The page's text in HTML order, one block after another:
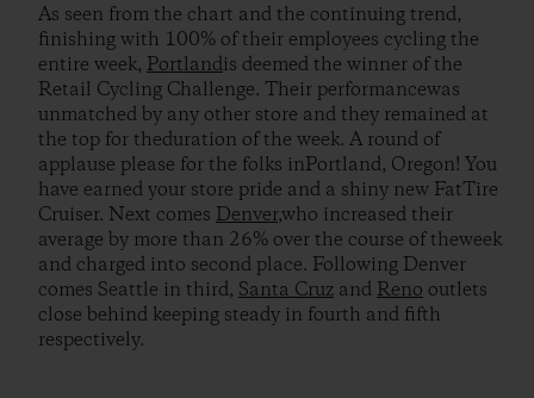
As seen from the chart and the continuing trend,
finishing with 100% of their employees cycling the
entire week, Portlandis deemed the winner of the
Retail Cycling Challenge. Their performancewas
unmatched by any other store and they remained at
the top for theduration of the week. A round of
applause please for the folks inPortland, Oregon! You
have earned your store pride and a shiny new FatTire
Cruiser. Next comes Denver,who increased their
average by more than 26% over the course of theweek
and charged into second place. Following Denver
comes Seattle in third, Santa Cruz and Reno outlets
close behind keeping steady in fourth and fifth
respectively.